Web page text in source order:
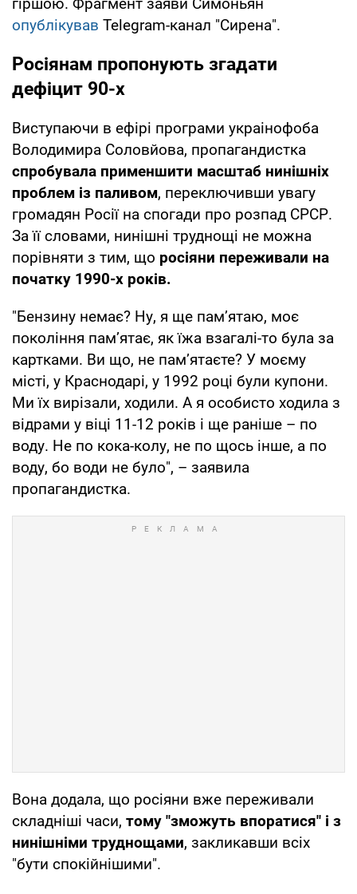
опублікував Telegram-канал "Сирена".
Росіянам пропонують згадати
дефіцит 90-х
Виступаючи в ефірі програми украінофоба
Володимира Соловйова, пропагандистка
спробувала применшити масштаб нинішніх
проблем із паливом, переключивши увагу
громадян Росії на спогади про розпад СРСР.
За її словами, нинішні труднощі не можна
порівняти з тим, що росіяни переживали на
початку 1990-х років.
"Бензину немає? Ну, я ще пам’ятаю, моє
покоління пам’ятає, як їжа взагалі-то була за
картками. Ви що, не пам’ятаєте? У моєму
місті, у Краснодарі, у 1992 році були купони.
Ми їх вирізали, ходили. А я особисто ходила з
відрами у віці 11-12 років і ще раніше – по
воду. Не по кока-колу, не по щось інше, а по
воду, бо води не було", – заявила
пропагандистка.
Вона додала, що росіяни вже переживали
складніші часи, тому "зможуть впоратися" і з
нинішніми труднощами, закликавши всіх
"бути спокійнішими".